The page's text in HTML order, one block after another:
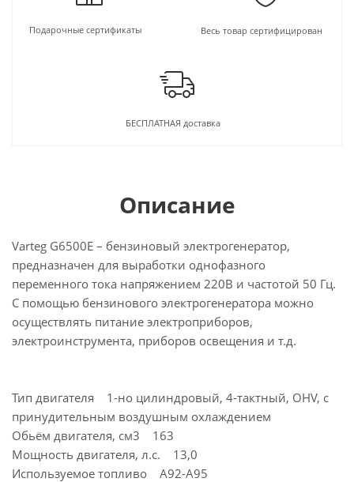
Подарочные сертификаты Весь товар сертифицирован
БЕСПЛАТНАЯ доставка
Описание
Varteg G6500E – бензиновый электрогенератор,
предназначен для выработки однофазного
переменного тока напряжением 220В и частотой 50 Гц.
С помощью бензинового электрогенератора можно
осуществлять питание электроприборов,
электроинструмента, приборов освещения и т.д.
Тип двигателя 1-но цилиндровый, 4-тактный, OHV, с
принудительным воздушным охлаждением
Обьём двигателя, см3 163
Мощность двигателя, л.с. 13,0
Используемое топливо А92-А95